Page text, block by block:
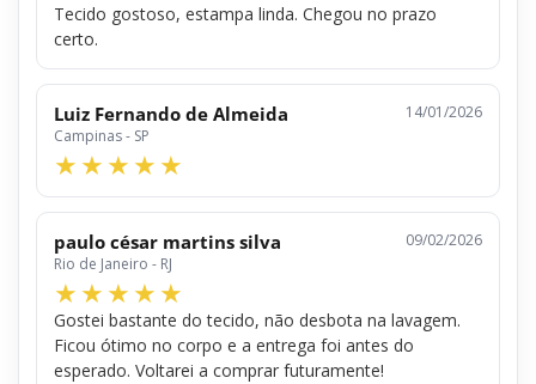
Tecido gostoso, estampa linda. Chegou no prazo
certo.
Luiz Fernando de Almeida
Campinas - SP
14/01/2026
paulo césar martins silva
Rio de Janeiro - RJ
09/02/2026
Gostei bastante do tecido, não desbota na lavagem.
Ficou ótimo no corpo e a entrega foi antes do
esperado. Voltarei a comprar futuramente!